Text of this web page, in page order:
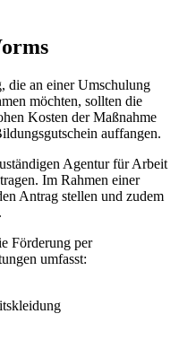
die an einer Umschulung
möchten, sollten die
Kosten der Maßnahme
auffangen.
Agentur für Arbeit
Im Rahmen einer
Antrag stellen und zudem
Förderung per
umfasst: